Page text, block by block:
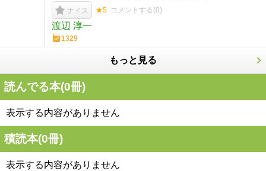
ナイス ★5 コメントする(0)
渡辺 淳一
1329
もっと見る
読んでる本(0冊)
表示する内容がありません
積読本(0冊)
表示する内容がありません